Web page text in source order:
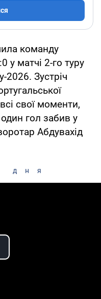
команду
у матчі 2-го туру
2026. Зустріч
свої моменти,
гол забив у
Абдувахід
дня
Video